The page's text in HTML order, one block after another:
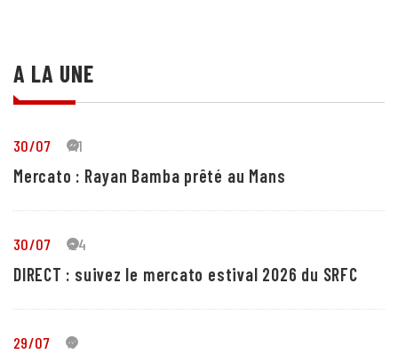
A LA UNE
30/07 41
Mercato : Rayan Bamba prêté au Mans
30/07 24
DIRECT : suivez le mercato estival 2026 du SRFC
29/07 5